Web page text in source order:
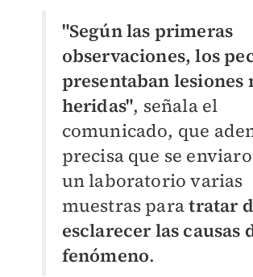
"Según las primeras
observaciones, los
presentaban lesiones
heridas", señala el
comunicado, que
precisa que se
un laboratorio varias
muestras paratratar
esclarecer las causas
fenómeno.